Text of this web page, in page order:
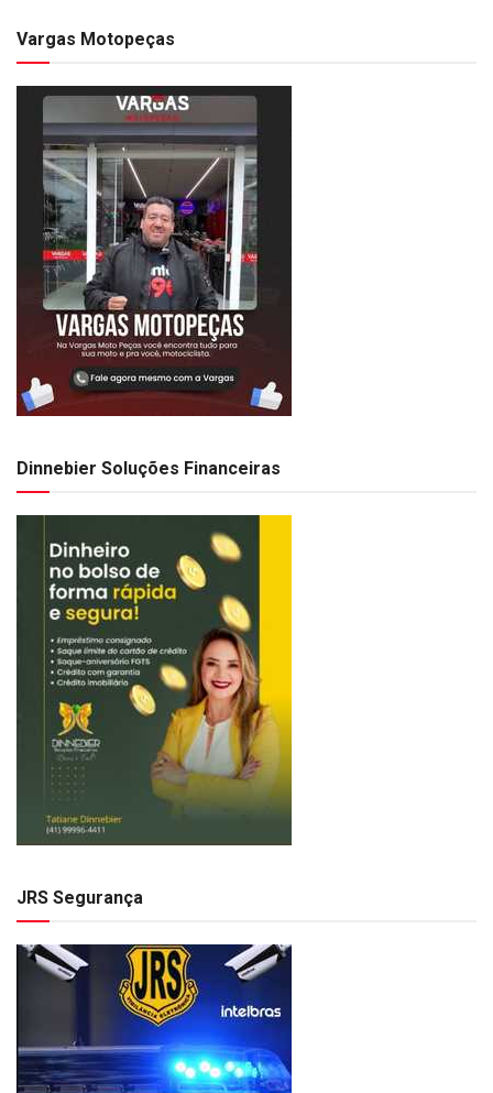
Vargas Motopeças
Dinnebier Soluções Financeiras
JRS Segurança